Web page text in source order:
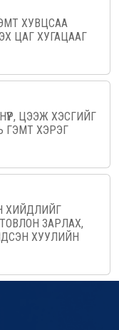
ХУВЦСАА
ЦАГ ХУГАЦААГ
ЦЭЭЖ ХЭСГИЙГ
ГЭМТ ХЭРЭГ
ХИЙДЛИЙГ
ЗАРЛАХ,
ХУУЛИЙН